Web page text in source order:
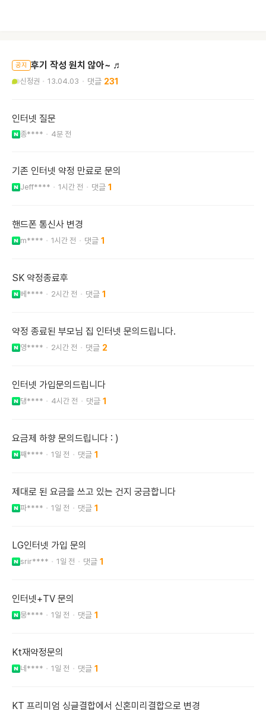
공지 후기 작성 원치 않아~ ♬
신정권 13.04.03 231
인터넷 질문
종**** 4분 전
기존 인터넷 약정 만료로 문의
Jeff**** 1시간 전 1
핸드폰 통신사 변경
m**** 1시간 전 1
SK 약정종료후
베**** 2시간 전 1
약정 종료된 부모님 집 인터넷 문의드립니다.
영**** 2시간 전 2
인터넷 가입문의드립니다
댕**** 4시간 전 1
요금제 하향 문의드립니다 : )
째**** 1일 전 1
제대로 된 요금을 쓰고 있는 건지 궁금합니다
파**** 1일 전 1
LG인터넷 가입 문의
srir**** 1일 전 1
인터넷+TV 문의
뭉**** 1일 전 1
Kt재약정문의
네**** 1일 전 1
KT 프리미엄 싱글결합에서 신혼미리결합으로 변경